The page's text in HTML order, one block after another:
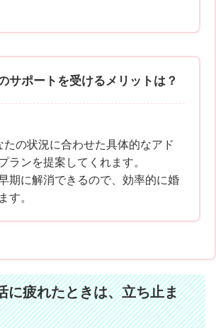
サポートを受けるメリットは？
の状況に合わせた具体的なアド
ランを提案してくれます。
期に解消できるので、効率的に婚
す。
に疲れたときは、立ち止ま